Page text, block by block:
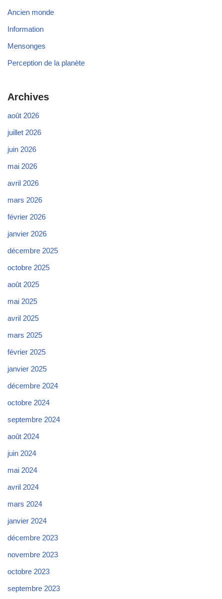
Ancien monde
Information
Mensonges
Perception de la planète
Archives
août 2026
juillet 2026
juin 2026
mai 2026
avril 2026
mars 2026
février 2026
janvier 2026
décembre 2025
octobre 2025
août 2025
mai 2025
avril 2025
mars 2025
février 2025
janvier 2025
décembre 2024
octobre 2024
septembre 2024
août 2024
juin 2024
mai 2024
avril 2024
mars 2024
janvier 2024
décembre 2023
novembre 2023
octobre 2023
septembre 2023